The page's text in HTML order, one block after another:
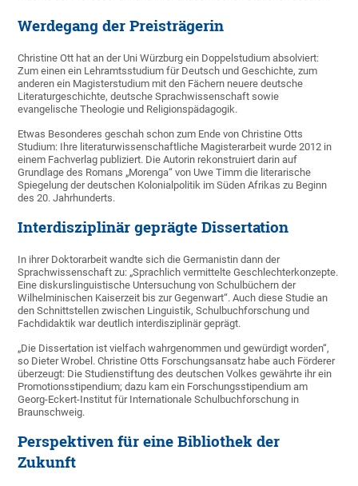
Werdegang der Preisträgerin
Christine Ott hat an der Uni Würzburg ein Doppelstudium absolviert:
Zum einen ein Lehramtsstudium für Deutsch und Geschichte, zum
anderen ein Magisterstudium mit den Fächern neuere deutsche
Literaturgeschichte, deutsche Sprachwissenschaft sowie
evangelische Theologie und Religionspädagogik.
Etwas Besonderes geschah schon zum Ende von Christine Otts
Studium: Ihre literaturwissenschaftliche Magisterarbeit wurde 2012 in
einem Fachverlag publiziert. Die Autorin rekonstruiert darin auf
Grundlage des Romans „Morenga“ von Uwe Timm die literarische
Spiegelung der deutschen Kolonialpolitik im Süden Afrikas zu Beginn
des 20. Jahrhunderts.
Interdisziplinär geprägte Dissertation
In ihrer Doktorarbeit wandte sich die Germanistin dann der
Sprachwissenschaft zu: „Sprachlich vermittelte Geschlechterkonzepte.
Eine diskurslinguistische Untersuchung von Schulbüchern der
Wilhelminischen Kaiserzeit bis zur Gegenwart“. Auch diese Studie an
den Schnittstellen zwischen Linguistik, Schulbuchforschung und
Fachdidaktik war deutlich interdisziplinär geprägt.
„Die Dissertation ist vielfach wahrgenommen und gewürdigt worden“,
so Dieter Wrobel. Christine Otts Forschungsansatz habe auch Förderer
überzeugt: Die Studienstiftung des deutschen Volkes gewährte ihr ein
Promotionsstipendium; dazu kam ein Forschungsstipendium am
Georg-Eckert-Institut für Internationale Schulbuchforschung in
Braunschweig.
Perspektiven für eine Bibliothek der
Zukunft